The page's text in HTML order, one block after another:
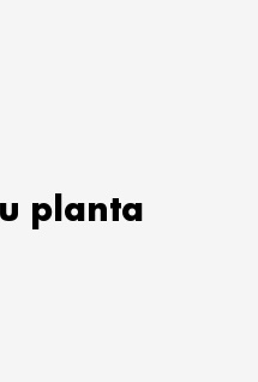
planta